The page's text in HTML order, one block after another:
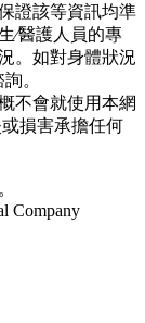
證該等資訊均準
∕醫護人員的專
。如對身體狀況
。
不會就使用本網
損害承擔任何
Company